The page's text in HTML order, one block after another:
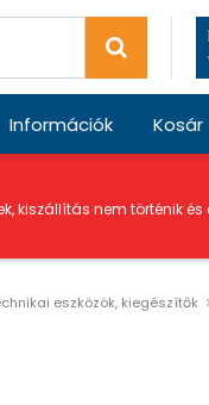
Információk Kosár
kiszállítás nem történik
eszközök, kiegészítők